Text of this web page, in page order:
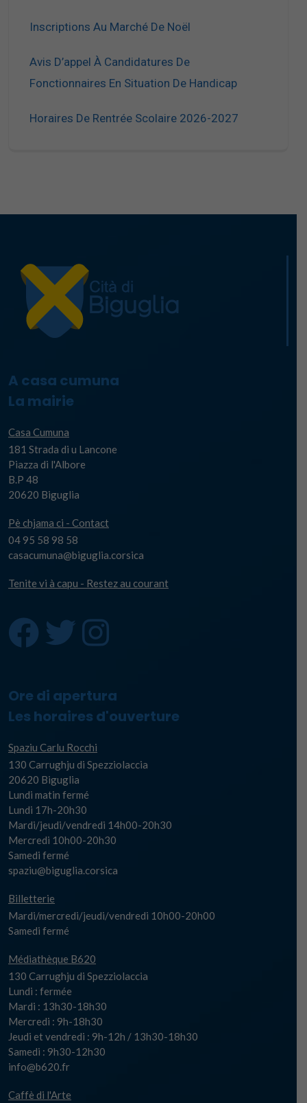
Inscriptions Au Marché De Noël
Avis D’appel À Candidatures De
Fonctionnaires En Situation De Handicap
Horaires De Rentrée Scolaire 2026-2027
A casa cumuna
La mairie
Casa Cumuna
181 Strada di u Lancone
Piazza di l'Albore
B.P 48
20620 Biguglia
Pè chjama ci - Contact
04 95 58 98 58
casacumuna@biguglia.corsica
Tenite vi à capu - Restez au courant
Ore di apertura
Les horaires d'ouverture
Spaziu Carlu Rocchi
130 Carrughju di Spezziolaccia
20620 Biguglia
Lundi matin fermé
Lundi 17h-20h30
Mardi/jeudi/vendredi 14h00-20h30
Mercredi 10h00-20h30
Samedi fermé
spaziu@biguglia.corsica
Billetterie
Mardi/mercredi/jeudi/vendredi 10h00-20h00
Samedi fermé
Médiathèque B620
130 Carrughju di Spezziolaccia
Lundi : fermée
Mardi : 13h30-18h30
Mercredi : 9h-18h30
Jeudi et vendredi : 9h-12h / 13h30-18h30
Samedi : 9h30-12h30
info@b620.fr
Caffè di l'Arte